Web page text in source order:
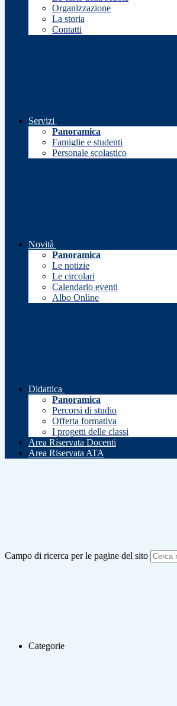
Organizzazione
La storia
Contatti
Servizi
Panoramica
Famiglie e studenti
Personale scolastico
Novità
Panoramica
Le notizie
Le circolari
Calendario eventi
Albo Online
Didattica
Panoramica
Percorsi di studio
Offerta formativa
I progetti delle classi
Area Riservata Docenti
Area Riservata ATA
Campo di ricerca per le pagine del sito
Categorie